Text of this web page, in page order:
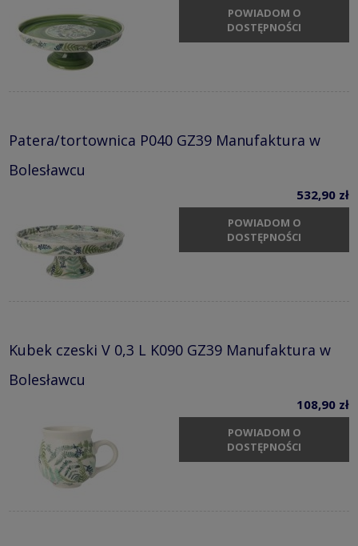
POWIADOM O
DOSTĘPNOŚCI
Patera/tortownica P040 GZ39 Manufaktura w
Bolesławcu
532,90 zł
POWIADOM O
DOSTĘPNOŚCI
Kubek czeski V 0,3 L K090 GZ39 Manufaktura w
Bolesławcu
108,90 zł
POWIADOM O
DOSTĘPNOŚCI